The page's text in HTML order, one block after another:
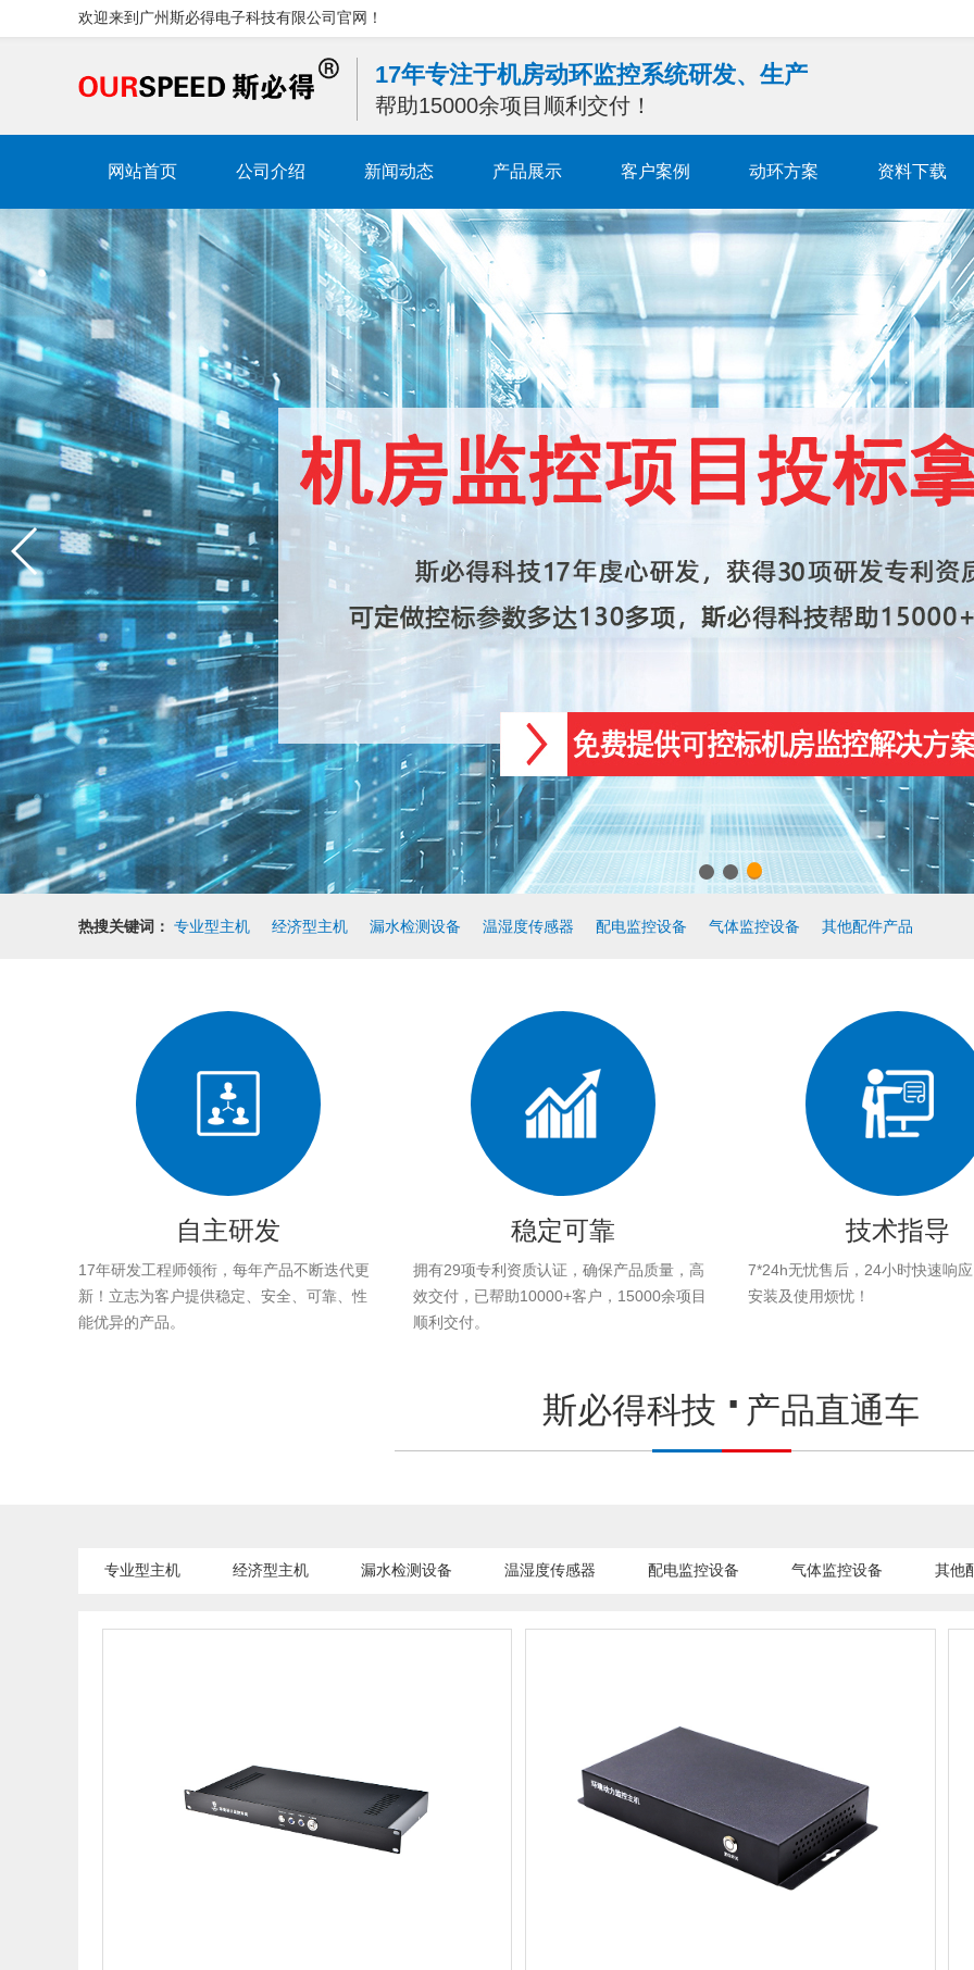
欢迎来到广州斯必得电子科技有限公司官网！
17年专注于机房动环监控系统研发、生产
帮助15000余项目顺利交付！
网站首页 公司介绍 新闻动态 产品展示 客户案例 动环方案 资料下载
热搜关键词： 专业型主机 经济型主机 漏水检测设备 温湿度传感器 配电监控设备 气体监控设备 其他配件产品
自主研发
17年研发工程师领衔，每年产品不断迭代更
新！立志为客户提供稳定、安全、可靠、性
能优异的产品。
稳定可靠
拥有29项专利资质认证，确保产品质量，高
效交付，已帮助10000+客户，15000余项目
顺利交付。
技术指导
7*24h无忧售后，24小时快速响
安装及使用烦忧！
斯必得科技 产品直通车
专业型主机 经济型主机 漏水检测设备 温湿度传感器 配电监控设备 气体监控设备 其他